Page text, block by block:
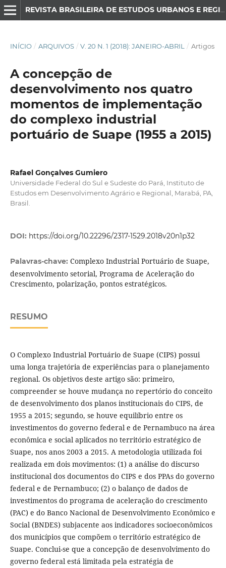
INÍCIO / ARQUIVOS / V. 20 N. 1 (2018): JANEIRO-ABRIL / Artigos
A concepção de
desenvolvimento nos quatro
momentos de implementação
do complexo industrial
portuário de Suape (1955 a 2015)
Rafael Gonçalves Gumiero
Universidade Federal do Sul e Sudeste do Pará, Instituto de
Estudos em Desenvolvimento Agrário e Regional, Marabá, PA,
Brasil.
DOI: https://doi.org/10.22296/2317-1529.2018v20n1p32
Palavras-chave: Complexo Industrial Portuário de Suape,
desenvolvimento setorial, Programa de Aceleração do
Crescimento, polarização, pontos estratégicos.
RESUMO
O Complexo Industrial Portuário de Suape (CIPS) possui
uma longa trajetória de experiências para o planejamento
regional. Os objetivos deste artigo são: primeiro,
compreender se houve mudança no repertório do conceito
de desenvolvimento dos planos institucionais do CIPS, de
1955 a 2015; segundo, se houve equilíbrio entre os
investimentos do governo federal e de Pernambuco na área
econômica e social aplicados no território estratégico de
Suape, nos anos 2003 a 2015. A metodologia utilizada foi
realizada em dois movimentos: (1) a análise do discurso
institucional dos documentos do CIPS e dos PPAs do governo
federal e de Pernambuco; (2) o balanço de dados de
investimentos do programa de aceleração do crescimento
(PAC) e do Banco Nacional de Desenvolvimento Econômico e
Social (BNDES) subjacente aos indicadores socioeconômicos
dos municípios que compõem o território estratégico de
Suape. Conclui-se que a concepção de desenvolvimento do
governo federal está limitada pela estratégia de